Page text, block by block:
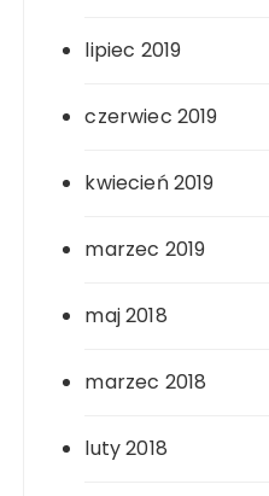
lipiec 2019
czerwiec 2019
kwiecień 2019
marzec 2019
maj 2018
marzec 2018
luty 2018